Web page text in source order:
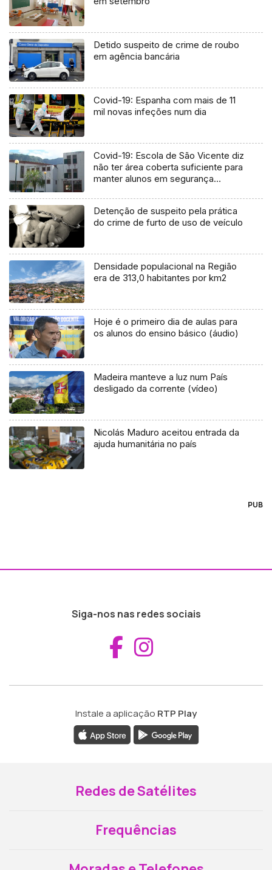
Detido suspeito de crime de roubo
em agência bancária
Covid-19: Espanha com mais de 11
mil novas infeções num dia
Covid-19: Escola de São Vicente diz
não ter área coberta suficiente para
manter alunos em segurança
Detenção de suspeito pela prática
do crime de furto de uso de veículo
Densidade populacional na Região
era de 313,0 habitantes por km2
Hoje é o primeiro dia de aulas para
os alunos do ensino básico (áudio)
Madeira manteve a luz num País
desligado da corrente (vídeo)
Nicolás Maduro aceitou entrada da
ajuda humanitária no país
PUB
Siga-nos nas redes sociais
Aceder ao
Instale a aplicação RTP Play
Redes de Satélites
Frequências